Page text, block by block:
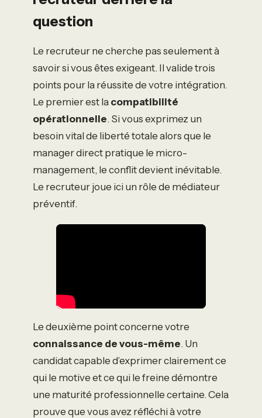
question
Le recruteur ne cherche pas seulement à
savoir si vous êtes exigeant. Il valide trois
points pour la réussite de votre intégration.
Le premier est la compatibilité
opérationnelle. Si vous exprimez un
besoin vital de liberté totale alors que le
manager direct pratique le micro-
management, le conflit devient inévitable.
Le recruteur joue ici un rôle de médiateur
préventif.
Le deuxième point concerne votre
connaissance de vous-même. Un
candidat capable d’exprimer clairement ce
qui le motive et ce qui le freine démontre
une maturité professionnelle certaine. Cela
prouve que vous avez réfléchi à votre